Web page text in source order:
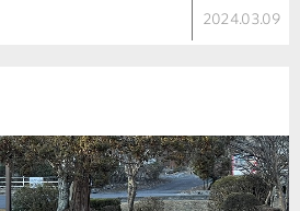
2024.03.09